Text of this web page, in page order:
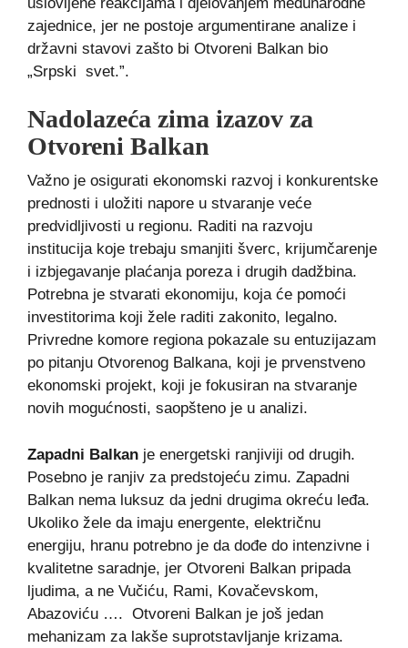
zajednice, jer ne postoje argumentirane analize i
državni stavovi zašto bi Otvoreni Balkan bio
„Srpski svet.”.
Nadolazeća zima izazov za
Otvoreni Balkan
Važno je osigurati ekonomski razvoj i konkurentske
prednosti i uložiti napore u stvaranje veće
predvidljivosti u regionu. Raditi na razvoju
institucija koje trebaju smanjiti šverc, krijumčarenje
i izbjegavanje plaćanja poreza i drugih dadžbina.
Potrebna je stvarati ekonomiju, koja će pomoći
investitorima koji žele raditi zakonito, legalno.
Privredne komore regiona pokazale su entuzijazam
po pitanju Otvorenog Balkana, koji je prvenstveno
ekonomski projekt, koji je fokusiran na stvaranje
novih mogućnosti, saopšteno je u analizi.
Zapadni Balkan je energetski ranjiviji od drugih.
Posebno je ranjiv za predstojeću zimu. Zapadni
Balkan nema luksuz da jedni drugima okreću leđa.
Ukoliko žele da imaju energente, električnu
energiju, hranu potrebno je da dođe do intenzivne i
kvalitetne saradnje, jer Otvoreni Balkan pripada
ljudima, a ne Vučiću, Rami, Kovačevskom,
Abazoviću …. Otvoreni Balkan je još jedan
mehanizam za lakše suprotstavljanje krizama.